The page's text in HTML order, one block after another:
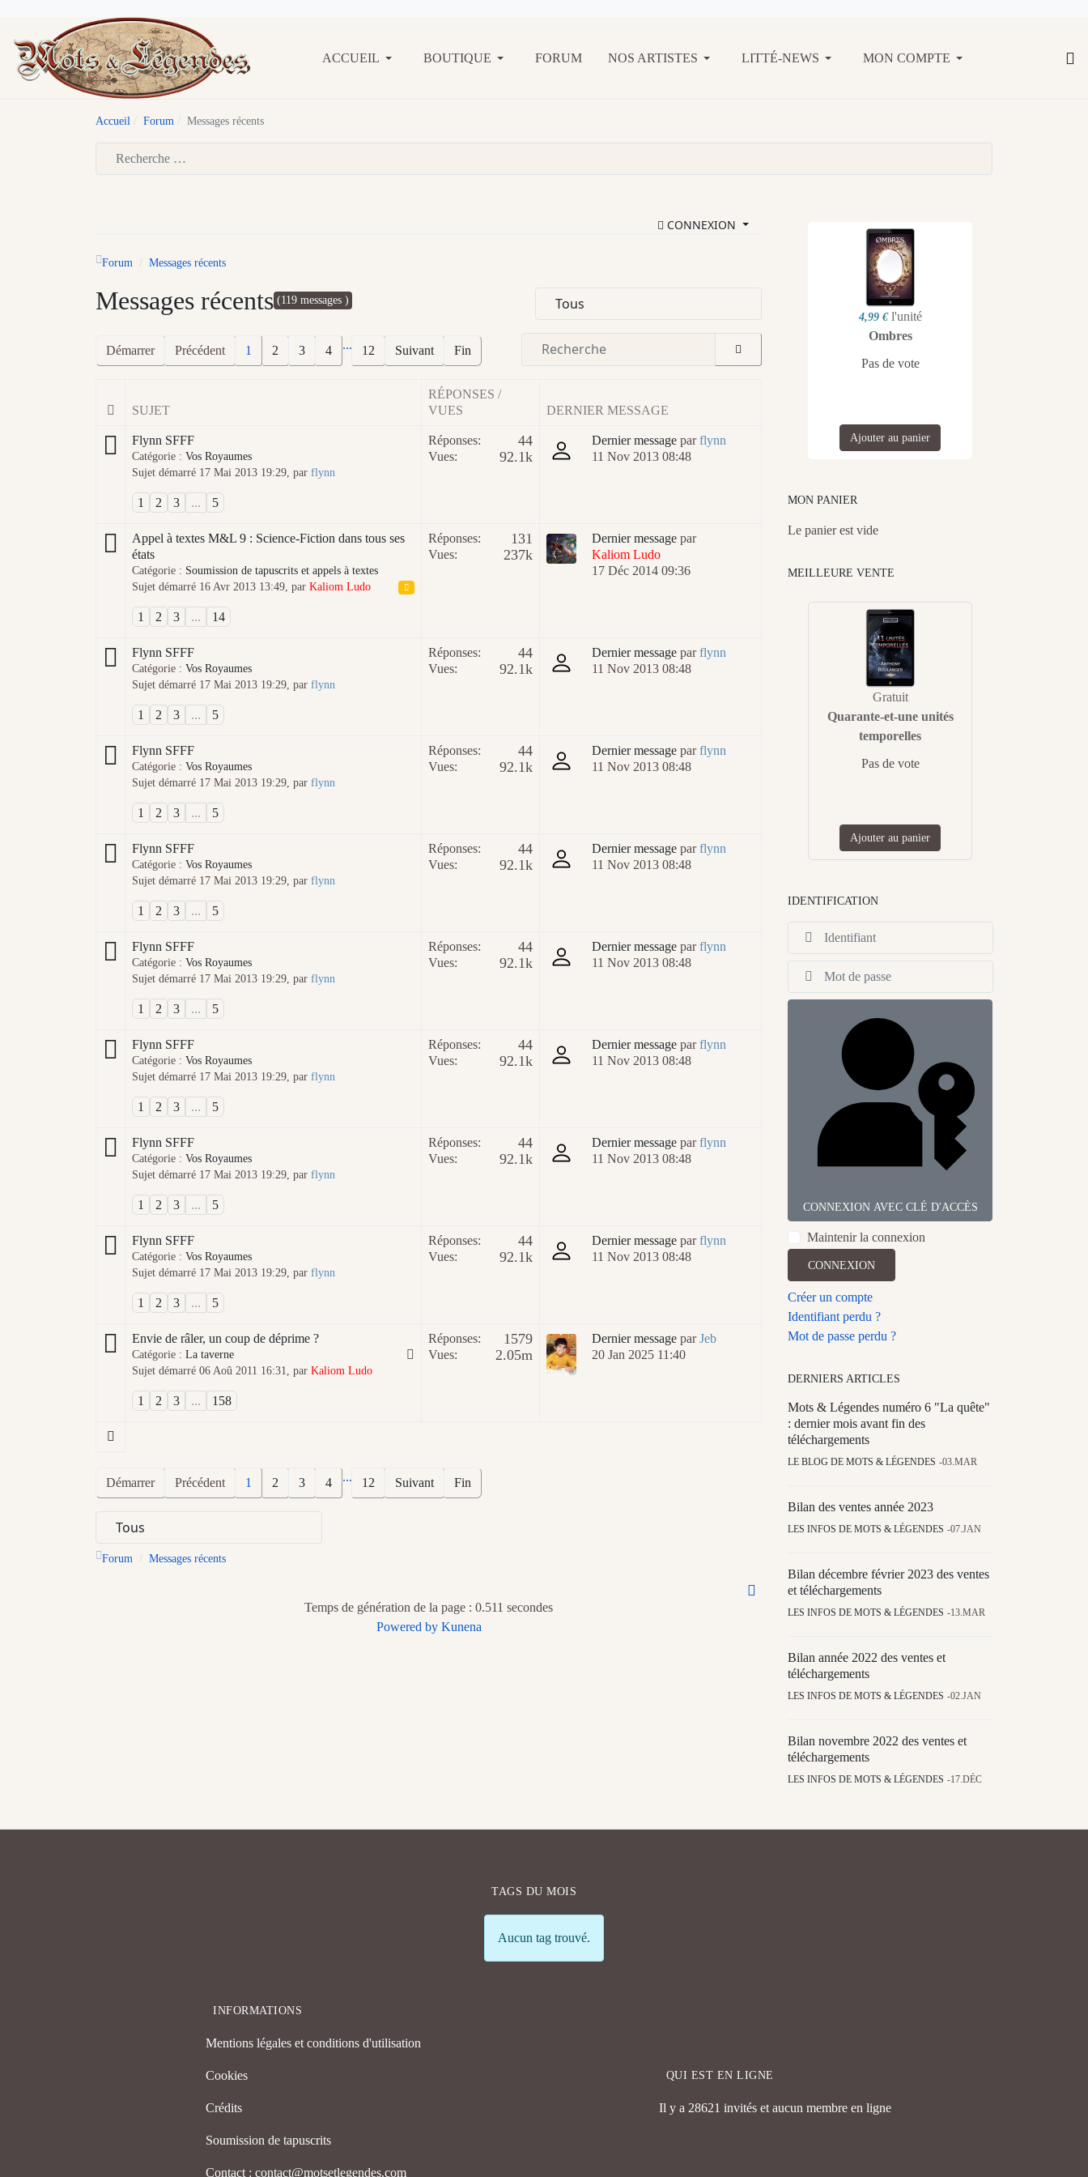
ACCUEIL BOUTIQUE FORUM NOS ARTISTES LITTÉ-NEWS MON COMPTE
Accueil Forum Messages récents
CONNEXION
Forum Messages récents
Messages récents (119 messages )
Démarrer Précédent 1 2 3 4 ... 12 Suivant Fin
SUJET
RÉPONSES /
VUES
DERNIER MESSAGE
Flynn SFFF
Catégorie : Vos Royaumes
Sujet démarré 17 Mai 2013 19:29, par flynn
1 2 3 ... 5
Réponses: 44
Vues: 92.1k
Dernier message parflynn
11 Nov 2013 08:48
Appel à textes M&L 9 : Science-Fiction dans tous ses
états
Catégorie : Soumission de tapuscrits et appels à textes
Sujet démarré 16 Avr 2013 13:49, par Kaliom Ludo
1 2 3 ... 14
Réponses: 131
Vues: 237k
Dernier message par
Kaliom Ludo
17 Déc 2014 09:36
Flynn SFFF
Catégorie : Vos Royaumes
Sujet démarré 17 Mai 2013 19:29, par flynn
1 2 3 ... 5
Réponses: 44
Vues: 92.1k
Dernier message parflynn
11 Nov 2013 08:48
Flynn SFFF
Catégorie : Vos Royaumes
Sujet démarré 17 Mai 2013 19:29, par flynn
1 2 3 ... 5
Réponses: 44
Vues: 92.1k
Dernier message parflynn
11 Nov 2013 08:48
Flynn SFFF
Catégorie : Vos Royaumes
Sujet démarré 17 Mai 2013 19:29, par flynn
1 2 3 ... 5
Réponses: 44
Vues: 92.1k
Dernier message parflynn
11 Nov 2013 08:48
Flynn SFFF
Catégorie : Vos Royaumes
Sujet démarré 17 Mai 2013 19:29, par flynn
1 2 3 ... 5
Réponses: 44
Vues: 92.1k
Dernier message parflynn
11 Nov 2013 08:48
Flynn SFFF
Catégorie : Vos Royaumes
Sujet démarré 17 Mai 2013 19:29, par flynn
1 2 3 ... 5
Réponses: 44
Vues: 92.1k
Dernier message parflynn
11 Nov 2013 08:48
Flynn SFFF
Catégorie : Vos Royaumes
Sujet démarré 17 Mai 2013 19:29, par flynn
1 2 3 ... 5
Réponses: 44
Vues: 92.1k
Dernier message parflynn
11 Nov 2013 08:48
Flynn SFFF
Catégorie : Vos Royaumes
Sujet démarré 17 Mai 2013 19:29, par flynn
1 2 3 ... 5
Réponses: 44
Vues: 92.1k
Dernier message parflynn
11 Nov 2013 08:48
Envie de râler, un coup de déprime ?
Catégorie : La taverne
Sujet démarré 06 Aoû 2011 16:31, par Kaliom Ludo
1 2 3 ... 158
Réponses: 1579
Vues: 2.05m
Dernier message parJeb
20 Jan 2025 11:40
Démarrer Précédent 1 2 3 4 ... 12 Suivant Fin
Forum Messages récents
Temps de génération de la page : 0.511 secondes
Powered by Kunena
4,99 € l'unité
Ombres
Pas de vote
Ajouter au panier
MON PANIER
Le panier est vide
MEILLEURE VENTE
Gratuit
Quarante-et-une unités
temporelles
Pas de vote
Ajouter au panier
IDENTIFICATION
CONNEXION AVEC CLÉ D'ACCÈS
Maintenir la connexion
CONNEXION
Créer un compte
Identifiant perdu ?
Mot de passe perdu ?
DERNIERS ARTICLES
Mots & Légendes numéro 6 "La quête"
: dernier mois avant fin des
téléchargements
LE BLOG DE MOTS & LÉGENDES 03.MAR
Bilan des ventes année 2023
LES INFOS DE MOTS & LÉGENDES 07.JAN
Bilan décembre février 2023 des ventes
et téléchargements
LES INFOS DE MOTS & LÉGENDES 13.MAR
Bilan année 2022 des ventes et
téléchargements
LES INFOS DE MOTS & LÉGENDES 02.JAN
Bilan novembre 2022 des ventes et
téléchargements
LES INFOS DE MOTS & LÉGENDES 17.DÉC
TAGS DU MOIS
Info
Aucun tag trouvé.
INFORMATIONS
Mentions légales et conditions d'utilisation
Cookies
Crédits
Soumission de tapuscrits
Contact : contact@motsetlegendes.com
QUI EST EN LIGNE
Il y a 28621 invités et aucun membre en ligne